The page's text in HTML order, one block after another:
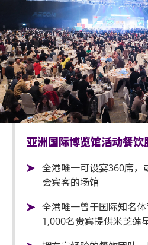
亚洲国际博览馆活动餐饮
全港唯一可设宴360席，
会宾客的场馆
全港唯一曾于国际知名
1,000名贵宾提供米芝莲